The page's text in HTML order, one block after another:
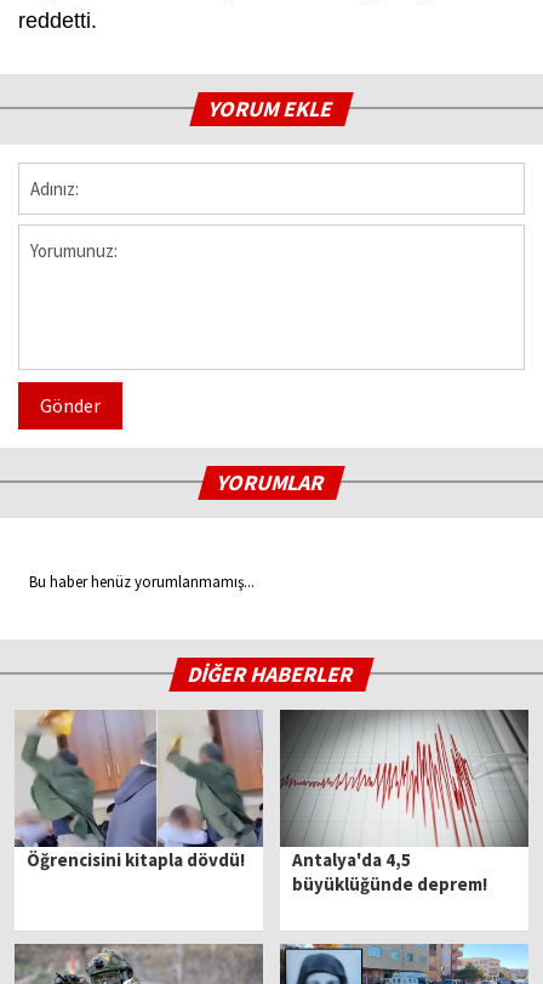
reddetti.
YORUM EKLE
Gönder
YORUMLAR
Bu haber henüz yorumlanmamış...
DİĞER HABERLER
Öğrencisini kitapla dövdü!
Antalya'da 4,5
büyüklüğünde deprem!